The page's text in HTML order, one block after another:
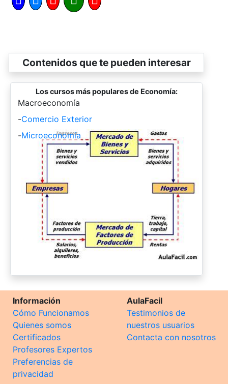
Contenidos que te pueden interesar
Los cursos más populares de Economía:
-
Macroeconomía
-Comercio Exterior
-Microeconomía
Información
Cómo Funcionamos
Quienes somos
Certificados
Profesores Expertos
Preferencias de
privacidad
AulaFacil
Testimonios de
nuestros usuarios
Contacta con nosotros